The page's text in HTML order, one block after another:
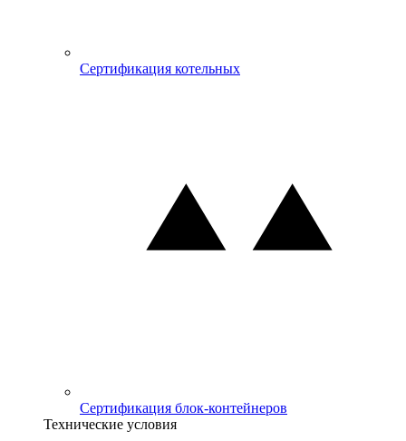
Сертификация котельных
Сертификация блок-контейнеров
Технические условия